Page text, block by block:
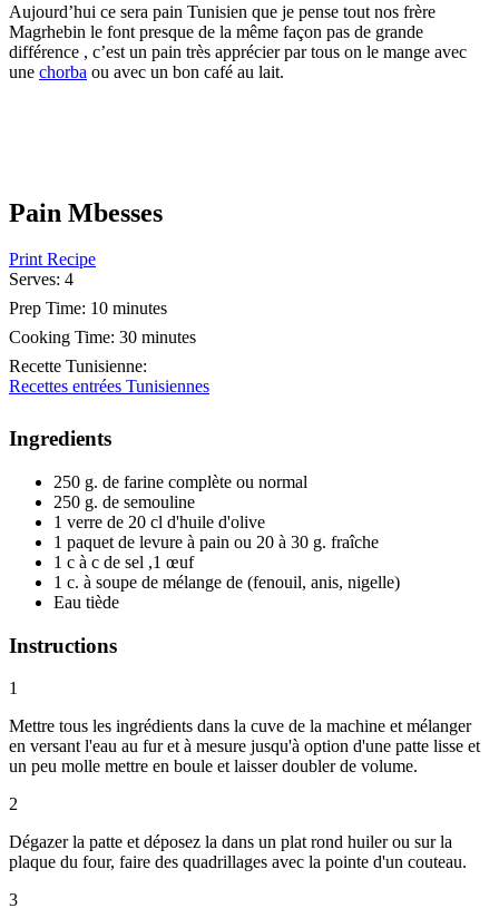
Aujourd’hui ce sera pain Tunisien que je pense tout nos frère
Magrhebin le font presque de la même façon pas de grande
différence , c’est un pain très apprécier par tous on le mange avec
une chorba ou avec un bon café au lait.
Pain Mbesses
Print Recipe
Serves: 4
Prep Time: 10 minutes
Cooking Time: 30 minutes
Recette Tunisienne:
Recettes entrées Tunisiennes
Ingredients
250 g. de farine complète ou normal
250 g. de semouline
1 verre de 20 cl d'huile d'olive
1 paquet de levure à pain ou 20 à 30 g. fraîche
1 c à c de sel ,1 œuf
1 c. à soupe de mélange de (fenouil, anis, nigelle)
Eau tiède
Instructions
1
Mettre tous les ingrédients dans la cuve de la machine et mélanger
en versant l'eau au fur et à mesure jusqu'à option d'une patte lisse et
un peu molle mettre en boule et laisser doubler de volume.
2
Dégazer la patte et déposez la dans un plat rond huiler ou sur la
plaque du four, faire des quadrillages avec la pointe d'un couteau.
3